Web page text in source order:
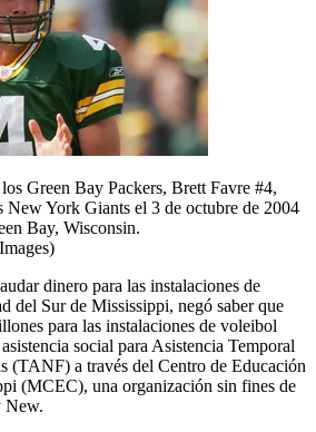
Green Bay Packers, Brett Favre #4,
New York Giants el 3 de octubre de 2004
Bay, Wisconsin.
dinero para las instalaciones de
del Sur de Mississippi, negó saber que
para las instalaciones de voleibol
social para Asistencia Temporal
(TANF) a través del Centro de Educación
(MCEC), una organización sin fines de
New.